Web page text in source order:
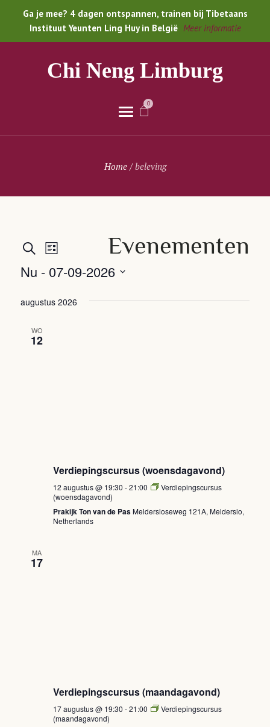
Ga je mee? 4 dagen ontspannen, trainen bij Tibetaans
Instituut Yeunten Ling Huy in België Meer informatie
Chi Neng Limburg
0
Home/beleving
Evenementen
Evenementen
Zoeken
en
weergeven
navigatie
ZoekenEvenement
weergaven
Lijst
Nu - 07-09-2026
een
augustus 2026
WO
12
Verdiepingscursus (woensdagavond)
12 augustus @ 19:30 -21:00
Verdiepingscursus
(woensdagavond)
Prakijk Ton van de PasMeldersloseweg 121A, Melderslo,
Netherlands
MA
17
Verdiepingscursus (maandagavond)
17 augustus @ 19:30 -21:00
Verdiepingscursus
(maandagavond)